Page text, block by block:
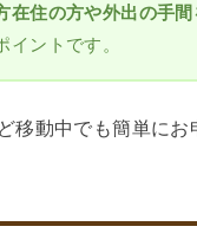
在住の方や外出の手
イントです。
移動中でも簡単にお